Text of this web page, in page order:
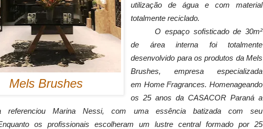
Mels Brushes
utilização de água e com material
totalmente reciclado.
O espaço sofisticado de 30m²
de área interna foi totalmente
desenvolvido para os produtos da Mels
Brushes, empresa especializada
em Home Fragrances.Homenageando
os 25 anos da CASACOR Paraná a
referenciou Marina Nessi, com uma essência batizada com seu
os profissionais escolheram um lustre central formado por 25